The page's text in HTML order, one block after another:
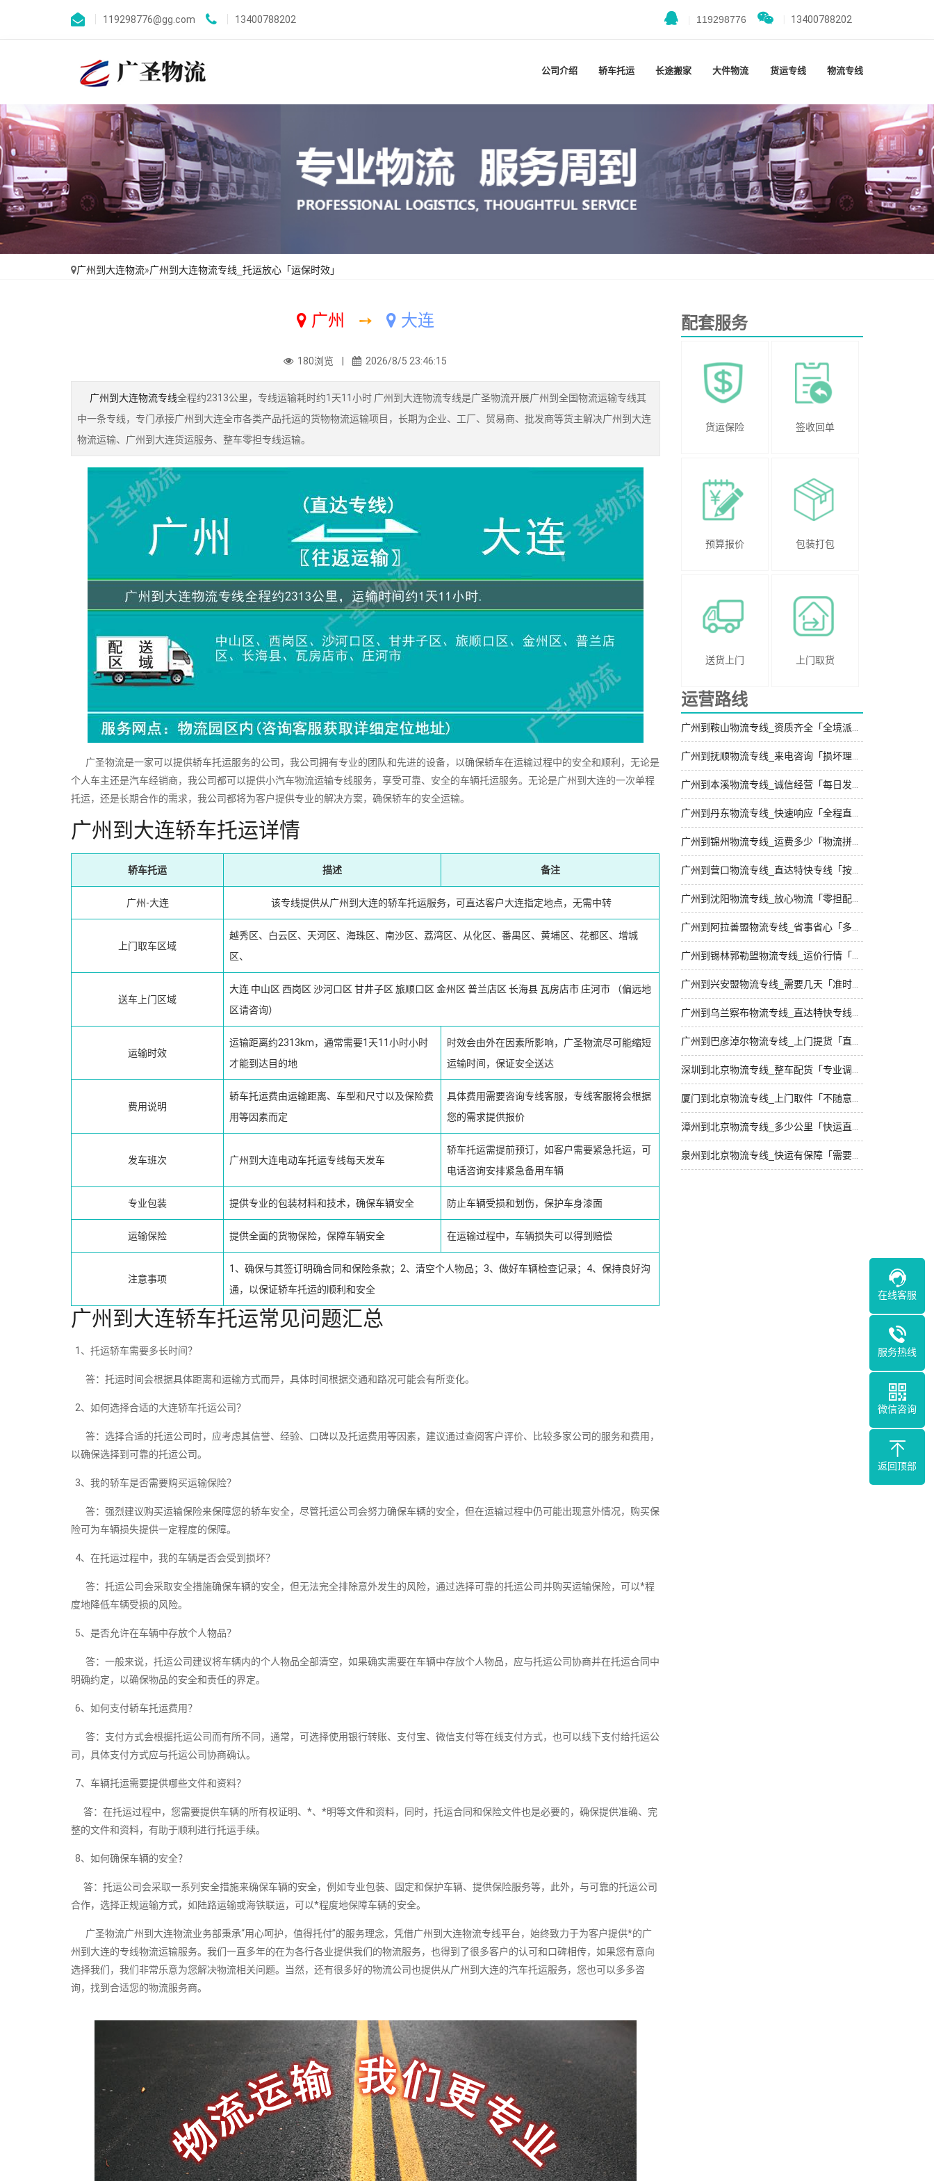
119298776@gg.com 13400788202 119298776 13400788202
公司介绍 轿车托运 长途搬家 大件物流 货运专线 物流专线
广州到大连物流»广州到大连物流专线_托运放心「运保时效」
广州 ➙ 大连
180浏览 | 2026/8/5 23:46:15
广州到大连物流专线全程约2313公里，专线运输耗时约1天11小时 广州到大连物流专线是广圣物流开展广州到全国物流运输专线其
中一条专线，专门承接广州到大连全市各类产品托运的货物物流运输项目，长期为企业、工厂、贸易商、批发商等货主解决广州到大连
物流运输、广州到大连货运服务、整车零担专线运输。
广圣物流是一家可以提供轿车托运服务的公司，我公司拥有专业的团队和先进的设备，以确保轿车在运输过程中的安全和顺利，无论是
个人车主还是汽车经销商，我公司都可以提供小汽车物流运输专线服务，享受可靠、安全的车辆托运服务。无论是广州到大连的一次单程
托运，还是长期合作的需求，我公司都将为客户提供专业的解决方案，确保轿车的安全运输。
广州到大连轿车托运详情
轿车托运 描述 备注
广州-大连 该专线提供从广州到大连的轿车托运服务，可直达客户大连指定地点，无需中转
上门取车区域
越秀区、白云区、天河区、海珠区、南沙区、荔湾区、从化区、番禺区、黄埔区、花都区、增城
区、
送车上门区域
大连 中山区 西岗区 沙河口区 甘井子区 旅顺口区 金州区 普兰店区 长海县 瓦房店市 庄河市 （偏远地
区请咨询）
运输时效
运输距离约2313km，通常需要1天11小时小时
才能到达目的地
时效会由外在因素所影响，广圣物流尽可能缩短
运输时间，保证安全送达
费用说明
轿车托运费由运输距离、车型和尺寸以及保险费
用等因素而定
具体费用需要咨询专线客服，专线客服将会根据
您的需求提供报价
发车班次 广州到大连电动车托运专线每天发车
轿车托运需提前预订，如客户需要紧急托运，可
电话咨询安排紧急备用车辆
专业包装 提供专业的包装材料和技术，确保车辆安全 防止车辆受损和划伤，保护车身漆面
运输保险 提供全面的货物保险，保障车辆安全 在运输过程中，车辆损失可以得到赔偿
注意事项
1、确保与其签订明确合同和保险条款；2、清空个人物品；3、做好车辆检查记录；4、保持良好沟
通，以保证轿车托运的顺利和安全
广州到大连轿车托运常见问题汇总
1、托运轿车需要多长时间？
答：托运时间会根据具体距离和运输方式而异，具体时间根据交通和路况可能会有所变化。
2、如何选择合适的大连轿车托运公司？
答：选择合适的托运公司时，应考虑其信誉、经验、口碑以及托运费用等因素，建议通过查阅客户评价、比较多家公司的服务和费用，
以确保选择到可靠的托运公司。
3、我的轿车是否需要购买运输保险？
答：强烈建议购买运输保险来保障您的轿车安全，尽管托运公司会努力确保车辆的安全，但在运输过程中仍可能出现意外情况，购买保
险可为车辆损失提供一定程度的保障。
4、在托运过程中，我的车辆是否会受到损坏？
答：托运公司会采取安全措施确保车辆的安全，但无法完全排除意外发生的风险，通过选择可靠的托运公司并购买运输保险，可以*程
度地降低车辆受损的风险。
5、是否允许在车辆中存放个人物品？
答：一般来说，托运公司建议将车辆内的个人物品全部清空，如果确实需要在车辆中存放个人物品，应与托运公司协商并在托运合同中
明确约定，以确保物品的安全和责任的界定。
6、如何支付轿车托运费用？
答：支付方式会根据托运公司而有所不同，通常，可选择使用银行转账、支付宝、微信支付等在线支付方式，也可以线下支付给托运公
司，具体支付方式应与托运公司协商确认。
7、车辆托运需要提供哪些文件和资料？
答：在托运过程中，您需要提供车辆的所有权证明、*、*明等文件和资料，同时，托运合同和保险文件也是必要的，确保提供准确、完
整的文件和资料，有助于顺利进行托运手续。
8、如何确保车辆的安全？
答：托运公司会采取一系列安全措施来确保车辆的安全，例如专业包装、固定和保护车辆、提供保险服务等，此外，与可靠的托运公司
合作，选择正规运输方式，如陆路运输或海铁联运，可以*程度地保障车辆的安全。
广圣物流广州到大连物流业务部秉承“用心呵护，值得托付”的服务理念，凭借广州到大连物流专线平台，始终致力于为客户提供*的广
州到大连的专线物流运输服务。我们一直多年的在为各行各业提供我们的物流服务，也得到了很多客户的认可和口碑相传，如果您有意向
选择我们，我们非常乐意为您解决物流相关问题。当然，还有很多好的物流公司也提供从广州到大连的汽车托运服务，您也可以多多咨
询，找到合适您的物流服务商。
配套服务
货运保险 签收回单
预算报价 包装打包
送货上门 上门取货
运营路线
广州到鞍山物流专线_资质齐全「全境派送」
广州到抚顺物流专线_来电咨询「损坏理赔」
广州到本溪物流专线_诚信经营「每日发车」
广州到丹东物流专线_快速响应「全程直达」
广州到锦州物流专线_运费多少「物流拼车」
广州到营口物流专线_直达特快专线「按时送达」
广州到沈阳物流专线_放心物流「零担配货」
广州到阿拉善盟物流专线_省事省心「多久能到」
广州到锡林郭勒盟物流专线_运价行情「直达往返」
广州到兴安盟物流专线_需要几天「准时准点」
广州到乌兰察布物流专线_直达特快专线「需要几天」
广州到巴彦淖尔物流专线_上门提货「直发全境」
深圳到北京物流专线_整车配货「专业调车」
厦门到北京物流专线_上门取件「不随意加价」
漳州到北京物流专线_多少公里「快运直达」
泉州到北京物流专线_快运有保障「需要几天」
在线客服
服务热线
微信咨询
返回顶部